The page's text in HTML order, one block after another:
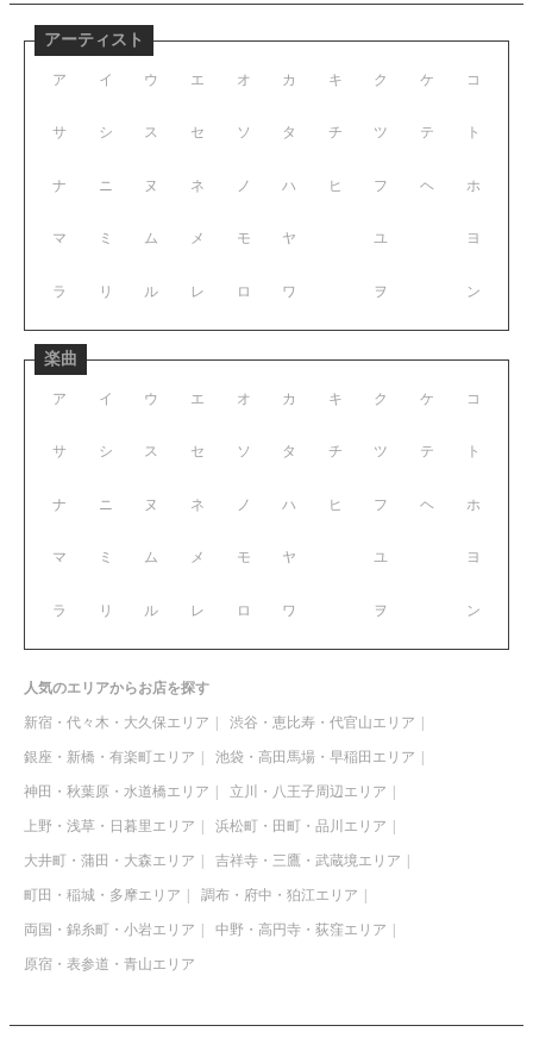
アーティスト
ア イ ウ エ オ
サ シ ス セ ソ
ナ ニ ヌ ネ ノ
マ ミ ム メ モ
ラ リ ル レ ロ
カ キ ク ケ コ
タ チ ツ テ ト
ハ ヒ フ ヘ ホ
ヤ ユ ヨ
ワ ヲ ン
楽曲
ア イ ウ エ オ
サ シ ス セ ソ
ナ ニ ヌ ネ ノ
マ ミ ム メ モ
ラ リ ル レ ロ
カ キ ク ケ コ
タ チ ツ テ ト
ハ ヒ フ ヘ ホ
ヤ ユ ヨ
ワ ヲ ン
人気のエリアからお店を探す
新宿・代々木・大久保エリア 渋谷・恵比寿・代官山エリア
銀座・新橋・有楽町エリア 池袋・高田馬場・早稲田エリア
神田・秋葉原・水道橋エリア 立川・八王子周辺エリア
上野・浅草・日暮里エリア 浜松町・田町・品川エリア
大井町・蒲田・大森エリア 吉祥寺・三鷹・武蔵境エリア
町田・稲城・多摩エリア 調布・府中・狛江エリア
両国・錦糸町・小岩エリア 中野・高円寺・荻窪エリア
原宿・表参道・青山エリア